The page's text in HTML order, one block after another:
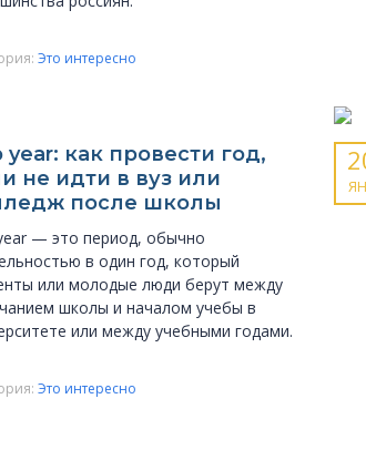
Это интересно
year: как провести год,
не идти в вуз или
после школы
— это период, обычно
в один год, который
или молодые люди берут между
школы и началом учебы в
или между учебными годами.
Это интересно